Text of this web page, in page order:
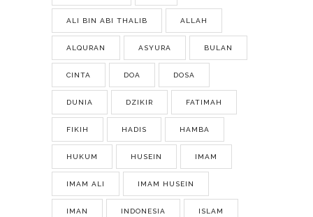
ALI BIN ABI THALIB ALLAH
ALQURAN ASYURA BULAN
CINTA DOA DOSA
DUNIA DZIKIR FATIMAH
FIKIH HADIS HAMBA
HUKUM HUSEIN IMAM
IMAM ALI IMAM HUSEIN
IMAN INDONESIA ISLAM